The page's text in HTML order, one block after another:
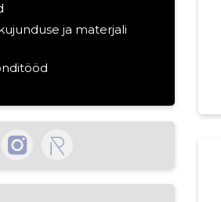
ja materjali
uuendused